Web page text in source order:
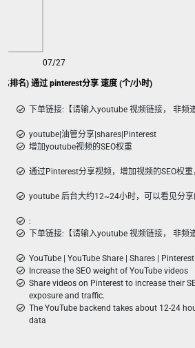
排名) 通过 pinterest分享 速度 (个/小时)
07/27
下单链接:【请输入youtube 视频链接， 非频
youtube|油管分享|shares|Pinterest
增加youtube视频的SEO权重
通过Pinterest分享视频，增加视频的SEO权重
youtube 后台大约12~24小时，可以看见分
:
下单链接:【请输入youtube 视频链接， 非频
YouTube | YouTube Share | Shares | Pinterest
Increase the SEO weight of YouTube videos
Share videos on Pinterest to increase their
exposure and traffic.
The YouTube backend takes about 12-24
data